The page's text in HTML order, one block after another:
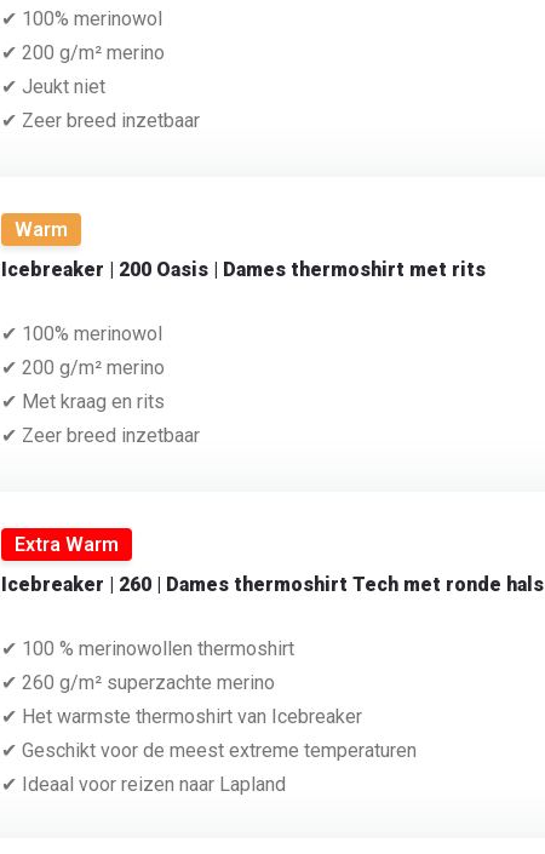
✔ 100% merinowol
✔ 200 g/m² merino
✔ Jeukt niet
✔ Zeer breed inzetbaar
Warm
Icebreaker | 200 Oasis | Dames thermoshirt met rits
✔ 100% merinowol
✔ 200 g/m² merino
✔ Met kraag en rits
✔ Zeer breed inzetbaar
Extra Warm
Icebreaker | 260 | Dames thermoshirt Tech met ronde hals
✔ 100 % merinowollen thermoshirt
✔ 260 g/m² superzachte merino
✔ Het warmste thermoshirt van Icebreaker
✔ Geschikt voor de meest extreme temperaturen
✔ Ideaal voor reizen naar Lapland